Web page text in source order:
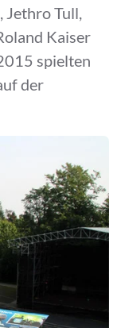
Jethro Tull,
Kaiser
spielten
der